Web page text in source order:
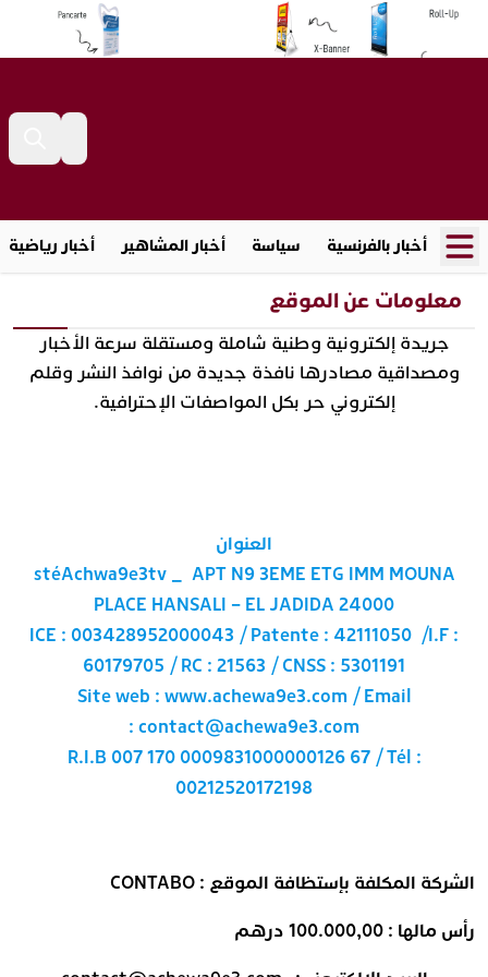
أخبار بالفرنسية سياسة أخبار المشاهير أخبار رياضية
معلومات عن الموقع
جريدة إلكترونية وطنية شاملة ومستقلة سرعة الأخبار
ومصداقية مصادرها نافذة جديدة من نوافذ النشر وقلم
إلكتروني حر بكل المواصفات الإحترافية.
العنوان
stéAchwa9e3tv _ APT N9 3EME ETG IMM MOUNA
PLACE HANSALI – EL JADIDA 24000
ICE : 003428952000043 / Patente : 42111050 /I.F :
60179705 / RC : 21563 / CNSS : 5301191
Site web : www.achewa9e3.com / Email
: contact@achewa9e3.com
R.I.B 007 170 0009831000000126 67 / Tél :
00212520172198
الشركة المكلفة بإستظافة الموقع : CONTABO
رأس مالها : 100.000,00 درهم